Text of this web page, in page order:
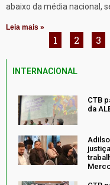
abaixo da média nacional,
Leia mais »
1 2 3
INTERNACIONAL
CTB
da